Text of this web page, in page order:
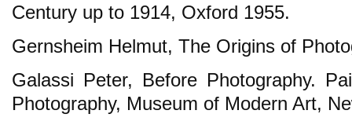
Century up to 1914, Oxford 1955.
Gernsheim Helmut, The Origins of
Galassi Peter, Before Photography.
Photography, Museum of Modern Art,